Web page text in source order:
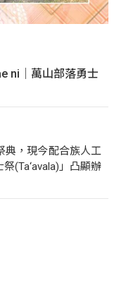
ni｜萬山部落勇士
典，現今配合族人工
(Ta‘avala)」凸顯辦